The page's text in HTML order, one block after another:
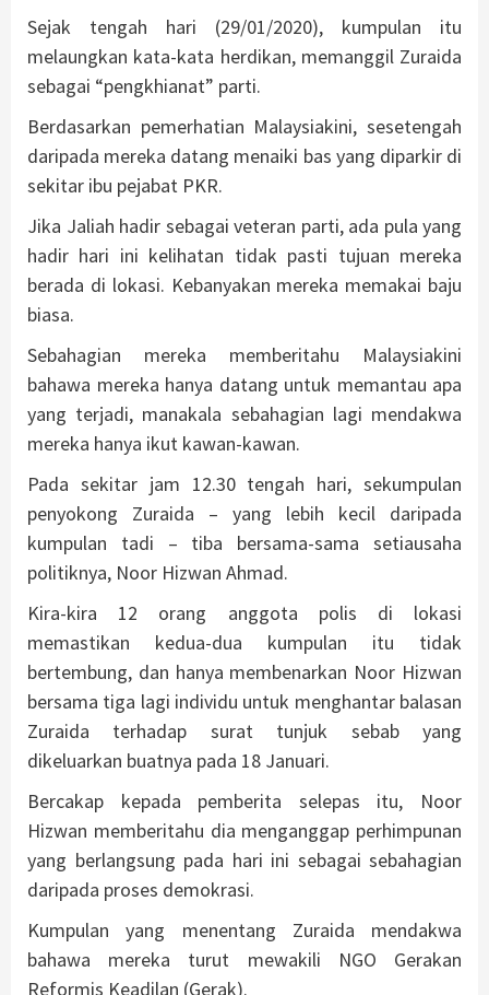
Sejak tengah hari (29/01/2020), kumpulan itu
melaungkan kata-kata herdikan, memanggil Zuraida
sebagai “pengkhianat” parti.
Berdasarkan pemerhatian Malaysiakini, sesetengah
daripada mereka datang menaiki bas yang diparkir di
sekitar ibu pejabat PKR.
Jika Jaliah hadir sebagai veteran parti, ada pula yang
hadir hari ini kelihatan tidak pasti tujuan mereka
berada di lokasi. Kebanyakan mereka memakai baju
biasa.
Sebahagian mereka memberitahu Malaysiakini
bahawa mereka hanya datang untuk memantau apa
yang terjadi, manakala sebahagian lagi mendakwa
mereka hanya ikut kawan-kawan.
Pada sekitar jam 12.30 tengah hari, sekumpulan
penyokong Zuraida – yang lebih kecil daripada
kumpulan tadi – tiba bersama-sama setiausaha
politiknya, Noor Hizwan Ahmad.
Kira-kira 12 orang anggota polis di lokasi
memastikan kedua-dua kumpulan itu tidak
bertembung, dan hanya membenarkan Noor Hizwan
bersama tiga lagi individu untuk menghantar balasan
Zuraida terhadap surat tunjuk sebab yang
dikeluarkan buatnya pada 18 Januari.
Bercakap kepada pemberita selepas itu, Noor
Hizwan memberitahu dia menganggap perhimpunan
yang berlangsung pada hari ini sebagai sebahagian
daripada proses demokrasi.
Kumpulan yang menentang Zuraida mendakwa
bahawa mereka turut mewakili NGO Gerakan
Reformis Keadilan (Gerak).